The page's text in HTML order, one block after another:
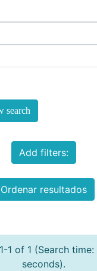
search
Add filters:
Ordenar resultados
1 of 1 (Search
seconds).